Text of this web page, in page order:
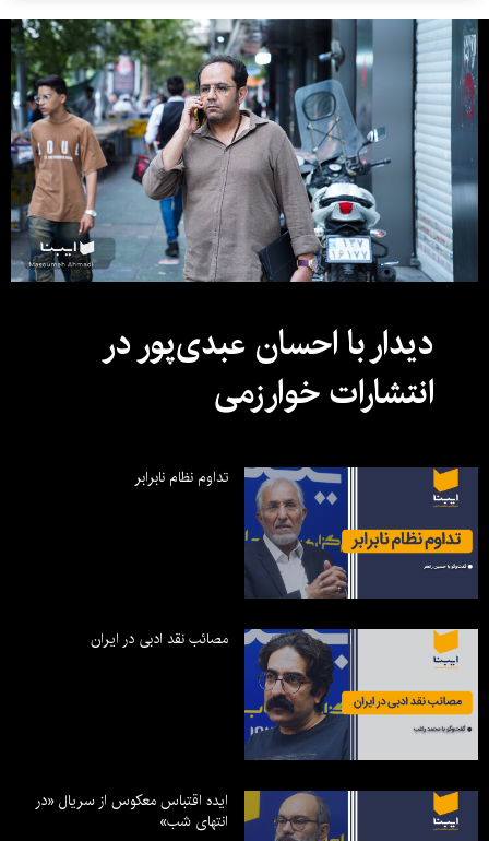
دیدار با احسان عبدی‌پور در
انتشارات خوارزمی
تداوم نظام نابرابر
مصائب نقد ادبی در ایران
ایده اقتباس معکوس از سریال «در
انتهای شب»